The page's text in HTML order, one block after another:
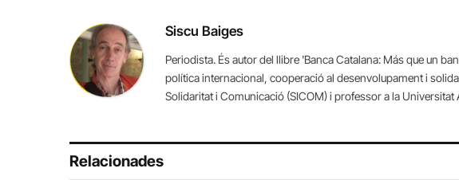
Siscu Baiges
Periodista. És autor del llibre 'Banca Catalana: Más que un
política internacional, cooperació al desenvolupament i
Solidaritat i Comunicació (SICOM) i professor a la Universitat
Relacionades